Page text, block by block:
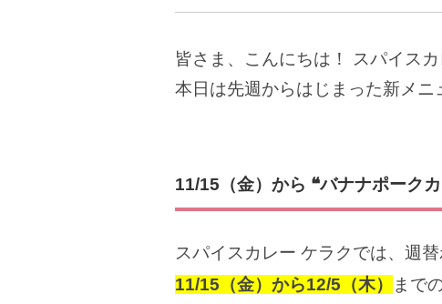
皆さま、こんにちは！ スパイスカ
本日は先週からはじまった新メニ
11/15 （金）から ❝バナナポーク
スパイスカレー ケラクでは、週
11/15（金）から12/5 （木）
まで